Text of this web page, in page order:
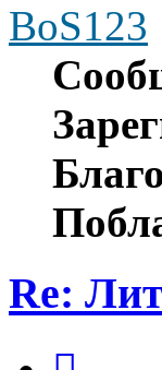
BoS123
Re: